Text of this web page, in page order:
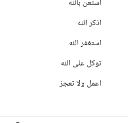
استعن بالله
اذكر الله
استغفر الله
توكل على الله
اعمل ولا تعجز